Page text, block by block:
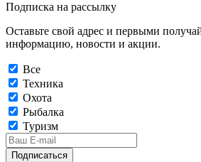
Подписка на рассылку
Оставьте свой адрес и первыми
информацию, новости и акции.
Все
Техника
Охота
Рыбалка
Туризм
Подписаться